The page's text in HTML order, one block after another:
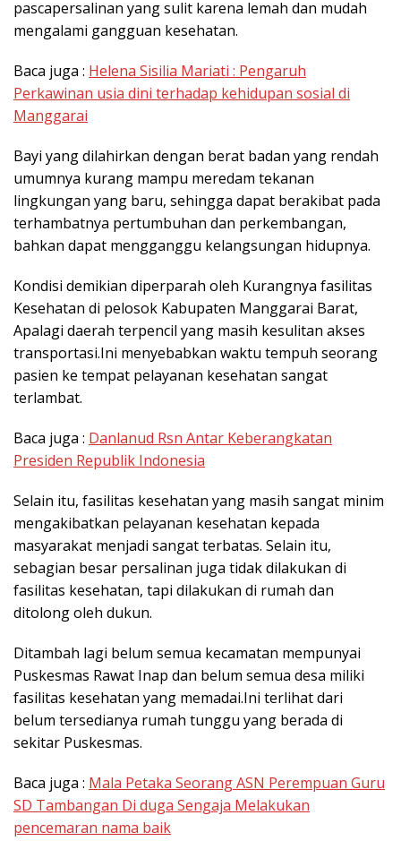
pascapersalinan yang sulit karena lemah dan mudah
mengalami gangguan kesehatan.
Baca juga : Helena Sisilia Mariati : Pengaruh
Perkawinan usia dini terhadap kehidupan sosial di
Manggarai
Bayi yang dilahirkan dengan berat badan yang rendah
umumnya kurang mampu meredam tekanan
lingkungan yang baru, sehingga dapat berakibat pada
terhambatnya pertumbuhan dan perkembangan,
bahkan dapat mengganggu kelangsungan hidupnya.
Kondisi demikian diperparah oleh Kurangnya fasilitas
Kesehatan di pelosok Kabupaten Manggarai Barat,
Apalagi daerah terpencil yang masih kesulitan akses
transportasi.Ini menyebabkan waktu tempuh seorang
pasien ke tempat pelayanan kesehatan sangat
terlambat.
Baca juga : Danlanud Rsn Antar Keberangkatan
Presiden Republik Indonesia
Selain itu, fasilitas kesehatan yang masih sangat minim
mengakibatkan pelayanan kesehatan kepada
masyarakat menjadi sangat terbatas. Selain itu,
sebagian besar persalinan juga tidak dilakukan di
fasilitas kesehatan, tapi dilakukan di rumah dan
ditolong oleh dukun.
Ditambah lagi belum semua kecamatan mempunyai
Puskesmas Rawat Inap dan belum semua desa miliki
fasilitas kesehatan yang memadai.Ini terlihat dari
belum tersedianya rumah tunggu yang berada di
sekitar Puskesmas.
Baca juga : Mala Petaka Seorang ASN Perempuan Guru
SD Tambangan Di duga Sengaja Melakukan
pencemaran nama baik